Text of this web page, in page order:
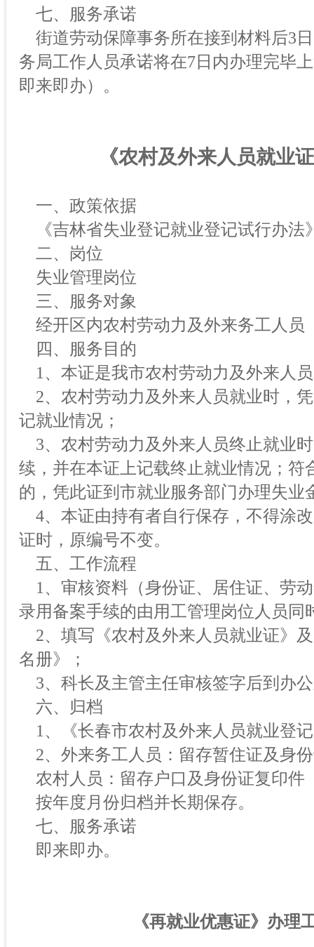
七、服务承诺
街道劳动保障事务所在接到材料后3
务局工作人员承诺将在7日内办理完毕
即来即办）。
《农村及外来人员就业
一、政策依据
《吉林省失业登记就业登记试行办法
二、岗位
失业管理岗位
三、服务对象
经开区内农村劳动力及外来务工人员
四、服务目的
1、本证是我市农村劳动力及外来人
2、农村劳动力及外来人员就业时，
记就业情况；
3、农村劳动力及外来人员终止就业
续，并在本证上记载终止就业情况；符
的，凭此证到市就业服务部门办理失业
4、本证由持有者自行保存，不得涂
证时，原编号不变。
五、工作流程
1、审核资料（身份证、居住证、劳
录用备案手续的由用工管理岗位人员同
2、填写《农村及外来人员就业证》
名册》；
3、科长及主管主任审核签字后到办
六、归档
1、《长春市农村及外来人员就业登
2、外来务工人员：留存暂住证及身
农村人员：留存户口及身份证复印件
按年度月份归档并长期保存。
七、服务承诺
即来即办。
《再就业优惠证》办理工